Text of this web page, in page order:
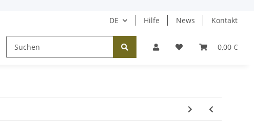
DE Hilfe News Kontakt
0,00 €
Serien Halsketten Ohrringe